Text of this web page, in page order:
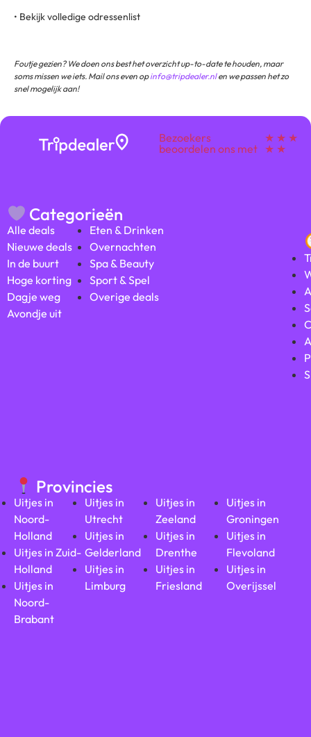
• Bekijk volledige odressenlist
Foutje gezien? We doen ons best het overzicht up-to-date te houden, maar
soms missen we iets. Mail ons even opinfo@tripdealer.nlen we passen het zo
snel mogelijk aan!
Bezoekers
beoordelen ons met
★ ★ ★
★ ★
Categorieën
Alle deals
Nieuwe deals
In de buurt
Hoge korting
Dagje weg
Avondje uit
Eten & Drinken
Overnachten
Spa & Beauty
Sport & Spel
Overige deals
Provincies
Uitjes in
Noord-
Holland
Uitjes in Zuid-
Holland
Uitjes in
Noord-
Brabant
Uitjes in
Utrecht
Uitjes in
Gelderland
Uitjes in
Limburg
Uitjes in
Zeeland
Uitjes in
Drenthe
Uitjes in
Friesland
Uitjes in
Groningen
Uitjes in
Flevoland
Uitjes in
Overijssel